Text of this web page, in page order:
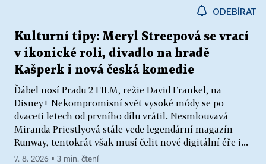
ODEBÍRAT
Kulturní tipy: Meryl Streepová se vrací
v ikonické roli, divadlo na hradě
Kašperk i nová česká komedie
Ďábel nosí Pradu 2 FILM, režie David Frankel, na
Disney+ Nekompromisní svět vysoké módy se po
dvaceti letech od prvního dílu vrátil. Nesmlouvavá
Miranda Priestlyová stále vede legendární magazín
Runway, tentokrát však musí čelit nové digitální éře i...
7. 8. 2026 ▪ 3 min. čtení